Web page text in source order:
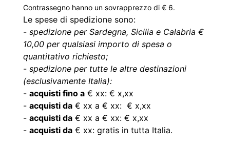
Contrassegno hanno un sovrapprezzo di € 6.
Le spese di spedizione sono:
- spedizione per Sardegna, Sicilia e Calabria €
10,00 per qualsiasi importo di spesa o
quantitativo richiesto;
- spedizione per tutte le altre destinazioni
(esclusivamente Italia):
- acquisti fino a € xx: € x,xx
- acquisti da € xx a € xx: € x,xx
- acquisti da € xx a € xx: € x,xx
- acquisti da € xx: gratis in tutta Italia.